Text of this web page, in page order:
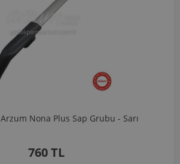
Arzum Nona Plus Sap Grubu - Sarı
760 TL